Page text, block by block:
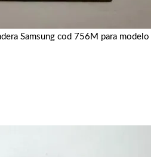
Samsung cod 756M para modelo